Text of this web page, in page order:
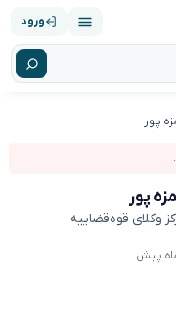
ورود
پور
پور
وکلای قوه‌قضاییه